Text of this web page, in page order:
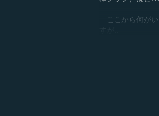
ここから何がい